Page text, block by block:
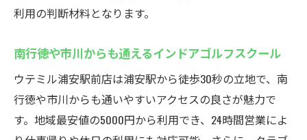
利用の判断材料となります。
南行徳や市川からも通えるインドアゴルフスクール
ウテミル浦安駅前店は浦安駅から徒歩30秒の立地で、南
行徳や市川からも通いやすいアクセスの良さが魅力で
す。地域最安値の5000円から利用でき、24時間営業によ